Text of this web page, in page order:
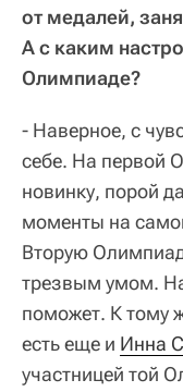
от медалей,
А с каким
Олимпиаде?
- Наверное, с
себе. На первой
новинку, порой
моменты на
Вторую
трезвым умом.
поможет. К тому
есть еще и Инна
участницей той